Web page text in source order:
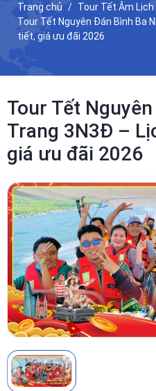
Trang chủ
Tour Tết Âm Lịch
Tour Tết Nguyên Đán Bình Ba
tiết, giá ưu đãi 2026
Tour Tết
Trang 3N3Đ –
giá ưu đãi 2026